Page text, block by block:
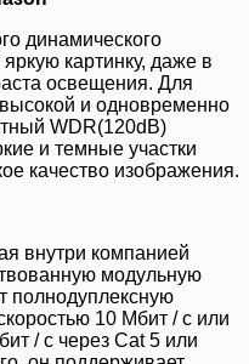
динамического
картинку, даже в
освещения. Для
и одновременно
WDR(120dB)
и темные участки
качество изображения.
внутри компанией
модульную
полнодуплексную
10 Мбит / с или
/ с через Cat 5 или